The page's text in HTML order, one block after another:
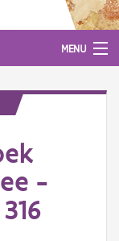
MENU
-